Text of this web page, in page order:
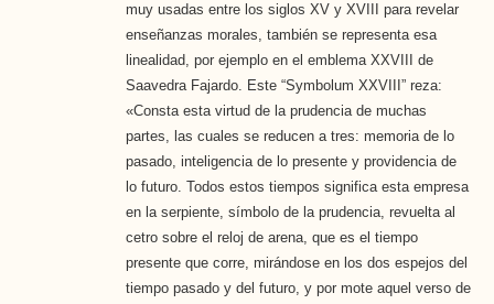
muy usadas entre los siglos XV y XVIII para revelar
enseñanzas morales, también se representa esa
linealidad, por ejemplo en el emblema XXVIII de
Saavedra Fajardo. Este “Symbolum XXVIII” reza:
«Consta esta virtud de la prudencia de muchas
partes, las cuales se reducen a tres: memoria de lo
pasado, inteligencia de lo presente y providencia de
lo futuro. Todos estos tiempos significa esta empresa
en la serpiente, símbolo de la prudencia, revuelta al
cetro sobre el reloj de arena, que es el tiempo
presente que corre, mirándose en los dos espejos del
tiempo pasado y del futuro, y por mote aquel verso de